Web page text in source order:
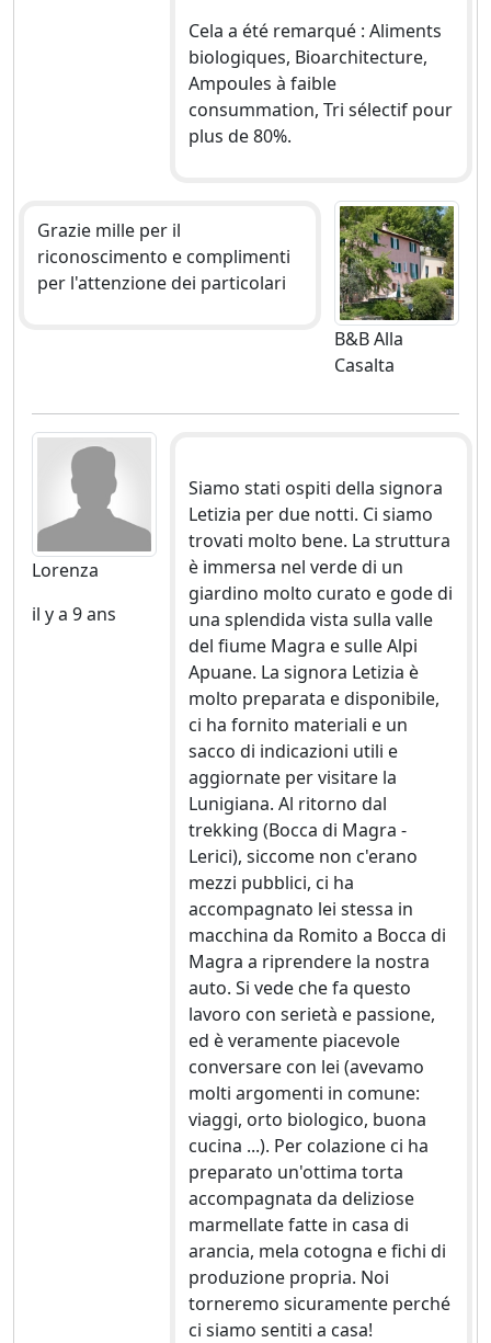
Cela a été remarqué : Aliments
biologiques, Bioarchitecture,
Ampoules à faible
consummation, Tri sélectif pour
plus de 80%.
Grazie mille per il
riconoscimento e complimenti
per l'attenzione dei particolari
B&B Alla
Casalta
Lorenza
il y a 9 ans
Siamo stati ospiti della signora
Letizia per due notti. Ci siamo
trovati molto bene. La struttura
è immersa nel verde di un
giardino molto curato e gode di
una splendida vista sulla valle
del fiume Magra e sulle Alpi
Apuane. La signora Letizia è
molto preparata e disponibile,
ci ha fornito materiali e un
sacco di indicazioni utili e
aggiornate per visitare la
Lunigiana. Al ritorno dal
trekking (Bocca di Magra -
Lerici), siccome non c'erano
mezzi pubblici, ci ha
accompagnato lei stessa in
macchina da Romito a Bocca di
Magra a riprendere la nostra
auto. Si vede che fa questo
lavoro con serietà e passione,
ed è veramente piacevole
conversare con lei (avevamo
molti argomenti in comune:
viaggi, orto biologico, buona
cucina ...). Per colazione ci ha
preparato un'ottima torta
accompagnata da deliziose
marmellate fatte in casa di
arancia, mela cotogna e fichi di
produzione propria. Noi
torneremo sicuramente perché
ci siamo sentiti a casa!